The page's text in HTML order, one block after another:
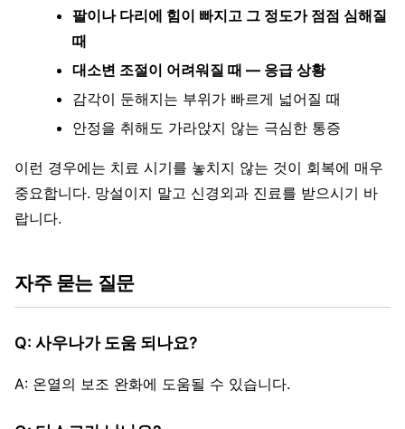
팔이나 다리에 힘이 빠지고 그 정도가 점점 심해질
때
대소변 조절이 어려워질 때 — 응급 상황
감각이 둔해지는 부위가 빠르게 넓어질 때
안정을 취해도 가라앉지 않는 극심한 통증
이런 경우에는 치료 시기를 놓치지 않는 것이 회복에 매우
중요합니다. 망설이지 말고 신경외과 진료를 받으시기 바
랍니다.
자주 묻는 질문
Q: 사우나가 도움 되나요?
A: 온열의 보조 완화에 도움될 수 있습니다.